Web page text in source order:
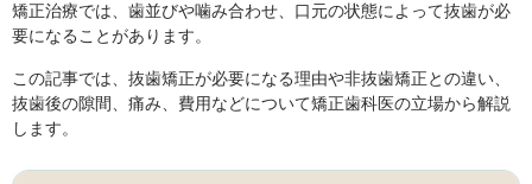
矯正治療では、歯並びや噛み合わせ、口元の状態によって抜歯が必
要になることがあります。
この記事では、抜歯矯正が必要になる理由や非抜歯矯正との違い、
抜歯後の隙間、痛み、費用などについて矯正歯科医の立場から解説
します。